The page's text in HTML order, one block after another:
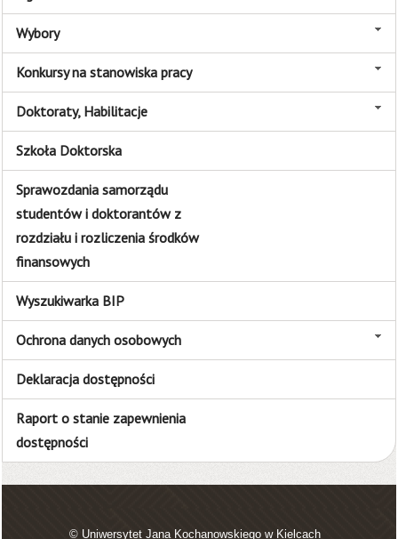
Wybory
Konkursy na stanowiska pracy
Doktoraty, Habilitacje
Szkoła Doktorska
Sprawozdania samorządu
studentów i doktorantów z
rozdziału i rozliczenia środków
finansowych
Wyszukiwarka BIP
Ochrona danych osobowych
Deklaracja dostępności
Raport o stanie zapewnienia
dostępności
© Uniwersytet Jana Kochanowskiego w Kielcach